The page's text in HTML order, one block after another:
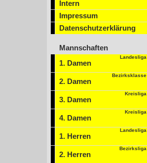
Intern
Impressum
Datenschutzerklärung
Mannschaften
Landesliga
1. Damen
Bezirksklasse
2. Damen
Kreisliga
3. Damen
Kreisliga
4. Damen
Landesliga
1. Herren
Bezirksliga
2. Herren